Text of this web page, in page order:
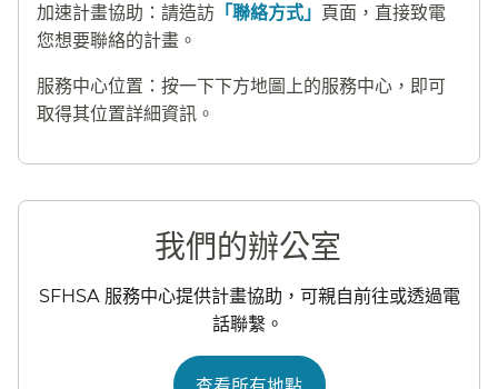
加速計畫協助：請造訪 「聯絡方式」 頁面，直接致電
您想要聯絡的計畫。​​
服務中心位置：按一下下方地圖上的服務中心，即可
取得其位置詳細資訊。​​
我們的辦公室​​
SFHSA 服務中心提供計畫協助，可親自前往或透過電
話聯繫。​​